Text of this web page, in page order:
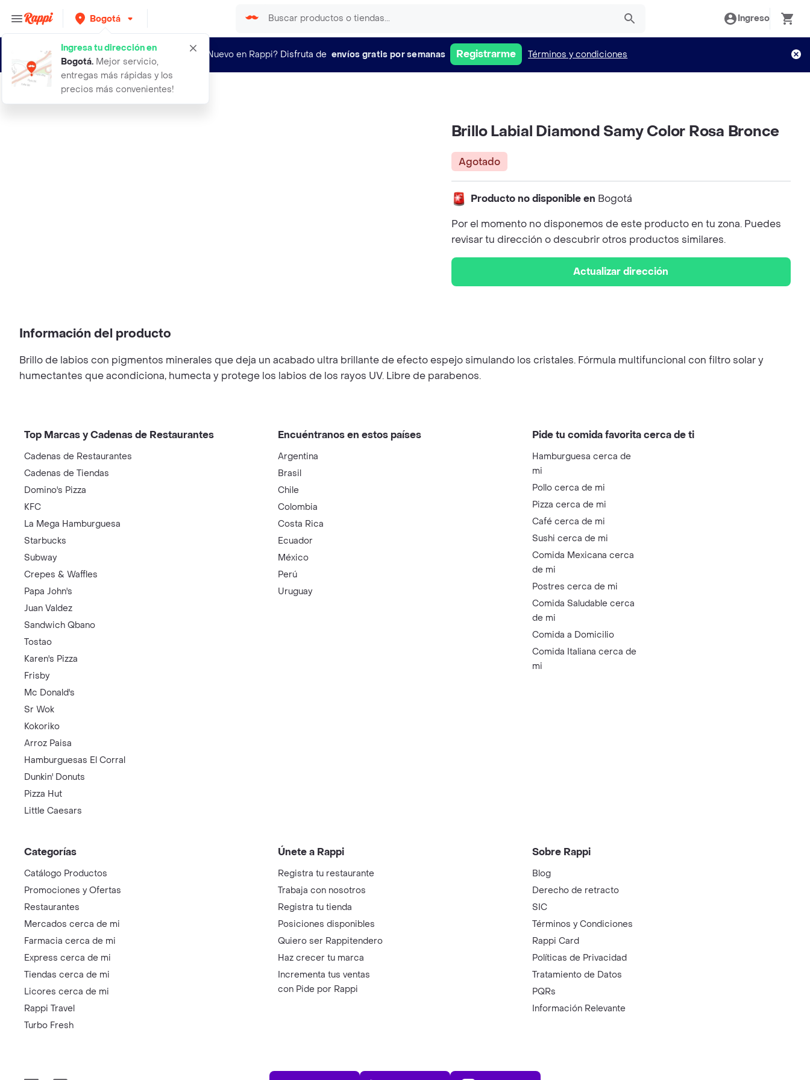
Bogotá
Ingresa tu dirección en
Bogotá. Mejor servicio,
entregas más rápidas y los
precios más convenientes!
Ingreso
¿Nuevo en Rappi? Disfruta de envíos gratis por semanas Registrarme Términos y condiciones
brillo labial diamond samy color ro
Brillo Labial Diamond Samy Color Rosa Bronce
Agotado
Producto no disponible en Bogotá
Por el momento no disponemos de este producto en tu zona. Puedes
revisar tu dirección o descubrir otros productos similares.
Actualizar dirección
Información del producto
Brillo de labios con pigmentos minerales que deja un acabado ultra brillante de efecto espejo simulando los cristales. Fórmula multifuncional con filtro solar y
humectantes que acondiciona, humecta y protege los labios de los rayos UV. Libre de parabenos.
Top Marcas y Cadenas de Restaurantes
Cadenas de Restaurantes
Cadenas de Tiendas
Domino's Pizza
KFC
La Mega Hamburguesa
Starbucks
Subway
Crepes & Waffles
Papa John's
Juan Valdez
Sandwich Qbano
Tostao
Karen's Pizza
Frisby
Mc Donald's
Sr Wok
Kokoriko
Arroz Paisa
Hamburguesas El Corral
Dunkin' Donuts
Pizza Hut
Little Caesars
Encuéntranos en estos países
Argentina
Brasil
Chile
Colombia
Costa Rica
Ecuador
México
Perú
Uruguay
Pide tu comida favorita cerca de ti
Hamburguesa cerca de
mi
Pollo cerca de mi
Pizza cerca de mi
Café cerca de mi
Sushi cerca de mi
Comida Mexicana cerca
de mi
Postres cerca de mi
Comida Saludable cerca
de mi
Comida a Domicilio
Comida Italiana cerca de
mi
Categorías
Catálogo Productos
Promociones y Ofertas
Restaurantes
Mercados cerca de mi
Farmacia cerca de mi
Express cerca de mi
Tiendas cerca de mi
Licores cerca de mi
Rappi Travel
Turbo Fresh
Únete a Rappi
Registra tu restaurante
Trabaja con nosotros
Registra tu tienda
Posiciones disponibles
Quiero ser Rappitendero
Haz crecer tu marca
Incrementa tus ventas
con Pide por Rappi
Sobre Rappi
Blog
Derecho de retracto
SIC
Términos y Condiciones
Rappi Card
Políticas de Privacidad
Tratamiento de Datos
PQRs
Información Relevante
App Store Play Store AppGallery